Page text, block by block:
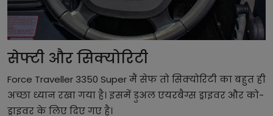
सेफ्टी और सिक्योरिटी
Force Traveller 3350 Super मैं सेफ तो सिक्योरिटी का बहुत ही
अच्छा ध्यान रखा गया है। इसमें डुअल एयरबैग्स ड्राइवर और को-
ड्राइवर के लिए दिए गए है।